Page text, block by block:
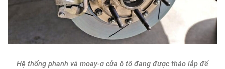
Hệ thống phanh và moay-ơ của ô tô đang được tháo lắp để